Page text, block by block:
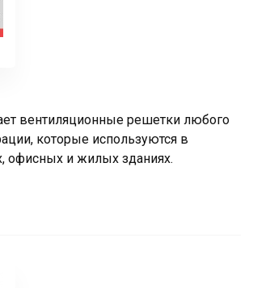
вентиляционные решетки любого
которые используются в
и жилых зданиях.